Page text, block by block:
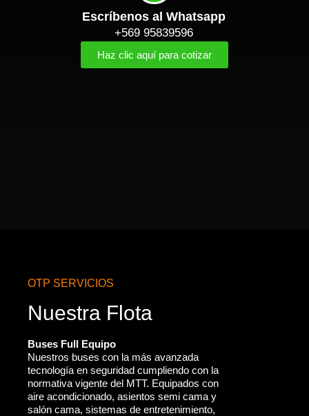
Escríbenos al Whatsapp
+569 95839596
Haz clic aquí para cotizar
OTP SERVICIOS
Nuestra Flota
Buses Full Equipo
Nuestros buses con la más avanzada
tecnología en seguridad cumpliendo con la
normativa vigente del MTT. Equipados con
aire acondicionado, asientos semi cama y
salón cama, sistemas de entretenimiento,